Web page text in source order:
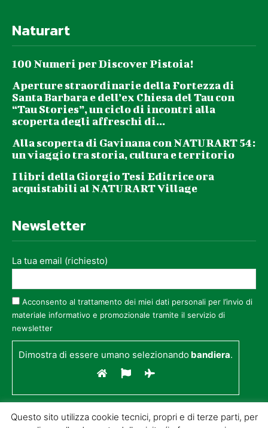
Naturart
100 Numeri per Discover Pistoia!
Aperture straordinarie della Fortezza di
Santa Barbara e dell’ex Chiesa del Tau con
“Tau Stories”, un ciclo di incontri alla
scoperta degli affreschi di...
Alla scoperta di Gavinana con NATURART 54:
un viaggio tra storia, cultura e territorio
I libri della Giorgio Tesi Editrice ora
acquistabili al NATURART Village
Newsletter
La tua email (richiesto)
Acconsento al trattamento dei miei dati personali per l’invio di
materiale informativo e promozionale tramite il servizio di
newsletter
Dimostra di essere umano selezionando bandiera.
Questo sito utilizza cookie tecnici, propri e di terze parti, per